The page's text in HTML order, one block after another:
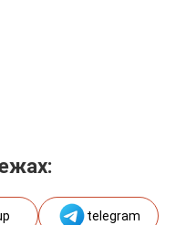
telegram